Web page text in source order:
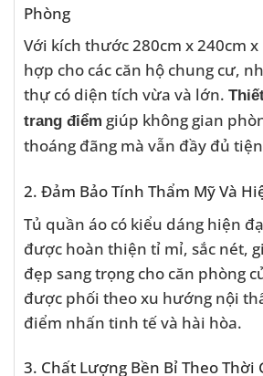
Phòng
Với kích thước 280cm x 240cm
hợp cho các căn hộ chung cư,
thự có diện tích vừa và lớn.
trang điểm giúp không gian
thoáng đãng mà vẫn đầy đủ
2. Đảm Bảo Tính Thẩm Mỹ Và
Tủ quần áo có kiểu dáng hiện
được hoàn thiện tỉ mỉ, sắc nét,
đẹp sang trọng cho căn phòng
được phối theo xu hướng nội
điểm nhấn tinh tế và hài hòa.
3. Chất Lượng Bền Bỉ Theo Thời